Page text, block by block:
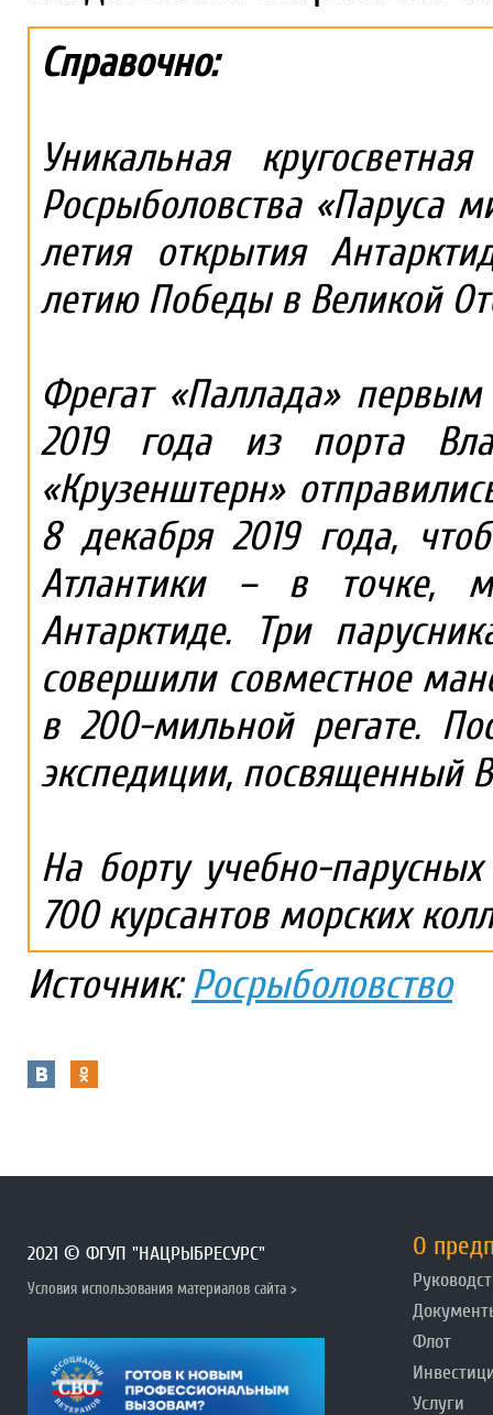
Справочно:
Уникальная
Росрыболовства «Паруса
летия открытия
летию Победы в Великой
Фрегат «Паллада»
2019 года из порта
«Крузенштерн»
8 декабря 2019 года,
Атлантики – в точке,
Антарктиде. Три
совершили совместное
в 200-мильной регате.
экспедиции, посвященный
На борту учебно-
700 курсантов морских
Источник:Росрыболовство
2021 © ФГУП "НАЦРЫБРЕСУРС"
Условия использования материалов сайта >
О
Флот
Услуги